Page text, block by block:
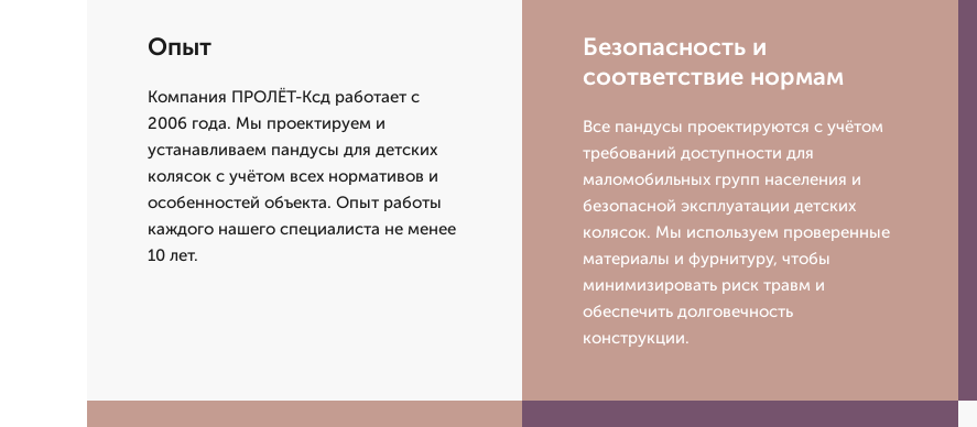
Опыт
Компания ПРОЛЁТ-Ксд работает с
2006 года. Мы проектируем и
устанавливаем пандусы для детских
колясок с учётом всех нормативов и
особенностей объекта. Опыт работы
каждого нашего специалиста не менее
10 лет.
Безопасность и
соответствие нормам
Все пандусы проектируются с учётом
требований доступности для
маломобильных групп населения и
безопасной эксплуатации детских
колясок. Мы используем проверенные
материалы и фурнитуру, чтобы
минимизировать риск травм и
обеспечить долговечность
конструкции.